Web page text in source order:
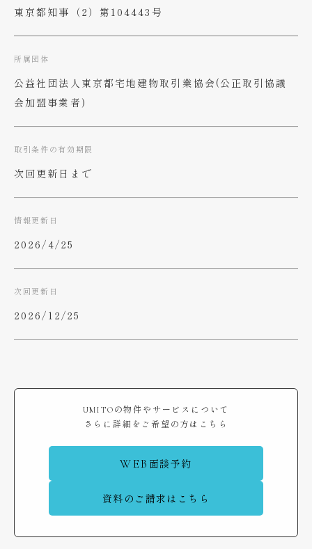
東京都知事（2）第104443号
所属団体
公益社団法人東京都宅地建物取引業協会(公正取引協議
会加盟事業者)
取引条件の有効期限
次回更新日まで
情報更新日
2026/4/25
次回更新日
2026/12/25
UMITOの物件やサービスについて
さらに詳細をご希望の方はこちら
WEB 面談予約
資料のご請求はこちら